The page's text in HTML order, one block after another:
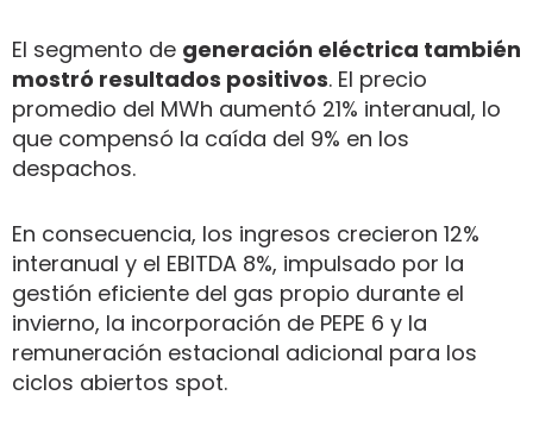
El segmento de generación eléctrica también
mostró resultados positivos. El precio
promedio del MWh aumentó 21% interanual, lo
que compensó la caída del 9% en los
despachos.
En consecuencia, los ingresos crecieron 12%
interanual y el EBITDA 8%, impulsado por la
gestión eficiente del gas propio durante el
invierno, la incorporación de PEPE 6 y la
remuneración estacional adicional para los
ciclos abiertos spot.